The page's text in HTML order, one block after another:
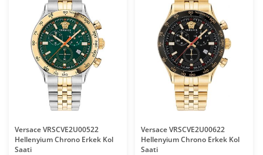
Versace VRSCVE2U00522
Hellenyium Chrono Erkek Kol
Saati
Versace VRSCVE2U00622
Hellenyium Chrono Erkek Kol
Saati